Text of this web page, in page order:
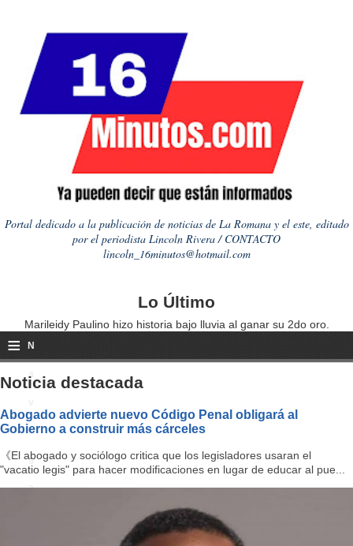
Portal dedicado a la publicación de noticias de La Romana y el este, editado
por el periodista Lincoln Rivera / CONTACTO
lincoln_16minutos@hotmail.com
Lo Último
Marileidy Paulino hizo historia bajo lluvia al ganar su 2do oro.
≡ N
a
i
g
a
Noticia destacada
Abogado advierte nuevo Código Penal obligará al
Gobierno a construir más cárceles
《El abogado y sociólogo critica que los legisladores usaran el
"vacatio legis" para hacer modificaciones en lugar de educar al pue...